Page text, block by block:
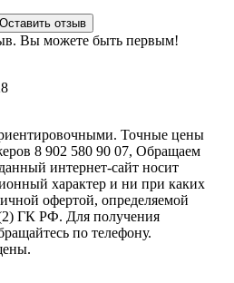
Оставить отзыв
Вы можете быть первым!
Точные цены
8 902 580 90 07, Обращаем
интернет-сайт носит
характер и ни при каких
офертой, определяемой
ГК РФ. Для получения
по телефону.